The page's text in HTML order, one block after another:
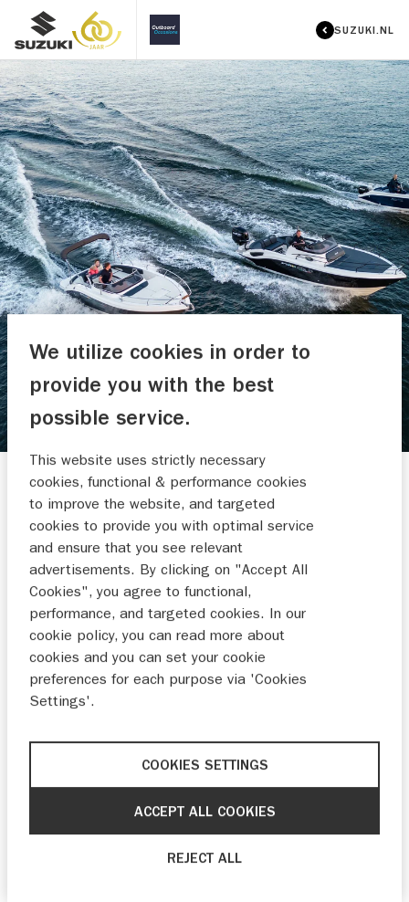
SUZUKI.NL
OUTBOARD OCCASIONS
De Feart 19A
9247 CK URETERP
0512 764 766
info@outboard-occasions.nl
BUITENBOORD-
MOTOREN
RUBBERBOTEN
ACTIES
We utilize cookies in order to
provide you with the best
possible service.
This website uses strictly necessary
cookies, functional & performance cookies
to improve the website, and targeted
cookies to provide you with optimal service
and ensure that you see relevant
advertisements. By clicking on "Accept All
Cookies", you agree to functional,
performance, and targeted cookies. In our
cookie policy, you can read more about
cookies and you can set your cookie
preferences for each purpose via 'Cookies
Settings'.
COOKIES SETTINGS
REJECT ALL
ACCEPT ALL COOKIES